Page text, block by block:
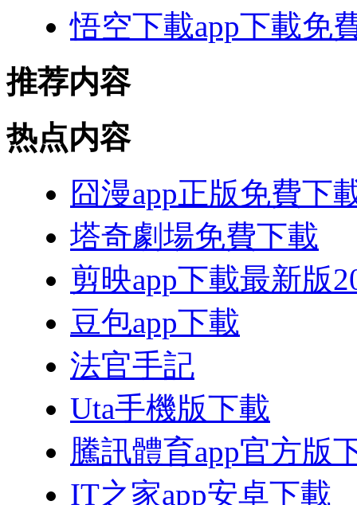
悟空下載app下載免
推荐内容
热点内容
囧漫app正版免費下
塔奇劇場免費下載
剪映app下載最新版
豆包app下載
法官手記
Uta手機版下載
騰訊體育app官方版
IT之家app安卓下載